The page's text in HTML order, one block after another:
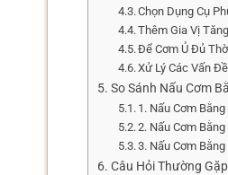
Chọn Dụng Cụ
Thêm Gia Vị
Để Cơm Ủ Đủ
Xử Lý Các Vấn
So Sánh Nấu Cơm
1. Nấu Cơm
2. Nấu Cơm
3. Nấu Cơm
Câu Hỏi Thường